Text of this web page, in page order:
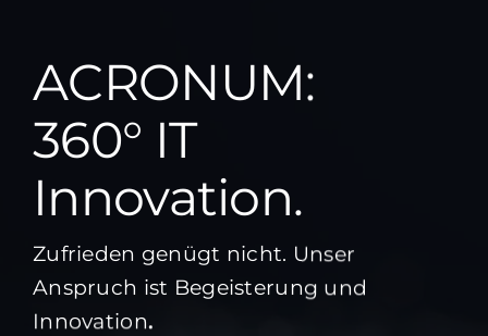
ACRONUM:
360° IT
Innovation.
Zufrieden genügt nicht. Unser
Anspruch ist Begeisterung und
Innovation.